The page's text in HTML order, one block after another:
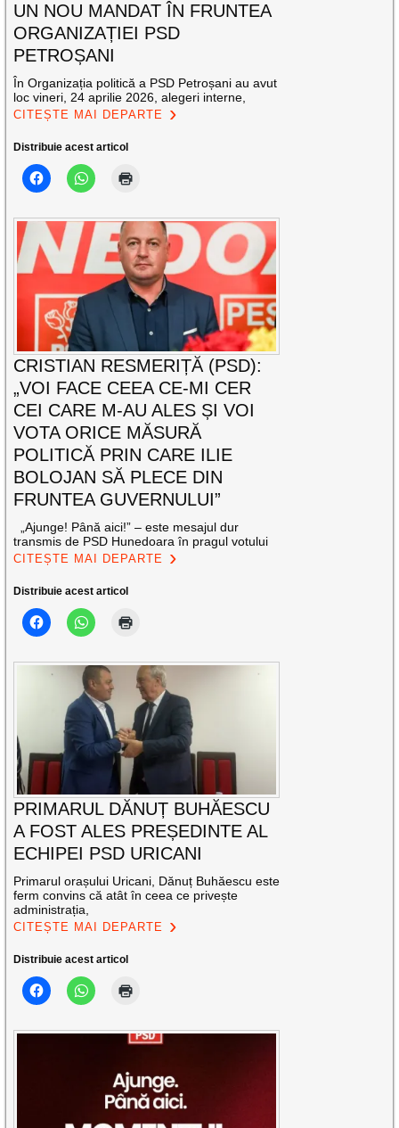
UN NOU MANDAT ÎN FRUNTEA
ORGANIZAȚIEI PSD
PETROȘANI
În Organizația politică a PSD Petroșani au avut
loc vineri, 24 aprilie 2026, alegeri interne,
CITEȘTE MAI DEPARTE
Distribuie acest articol
CRISTIAN RESMERIȚĂ (PSD):
„VOI FACE CEEA CE-MI CER
CEI CARE M-AU ALES ȘI VOI
VOTA ORICE MĂSURĂ
POLITICĂ PRIN CARE ILIE
BOLOJAN SĂ PLECE DIN
FRUNTEA GUVERNULUI”
„Ajunge! Până aici!” – este mesajul dur
transmis de PSD Hunedoara în pragul votului
CITEȘTE MAI DEPARTE
Distribuie acest articol
PRIMARUL DĂNUȚ BUHĂESCU
A FOST ALES PREȘEDINTE AL
ECHIPEI PSD URICANI
Primarul orașului Uricani, Dănuț Buhăescu este
ferm convins că atât în ceea ce privește
administrația,
CITEȘTE MAI DEPARTE
Distribuie acest articol